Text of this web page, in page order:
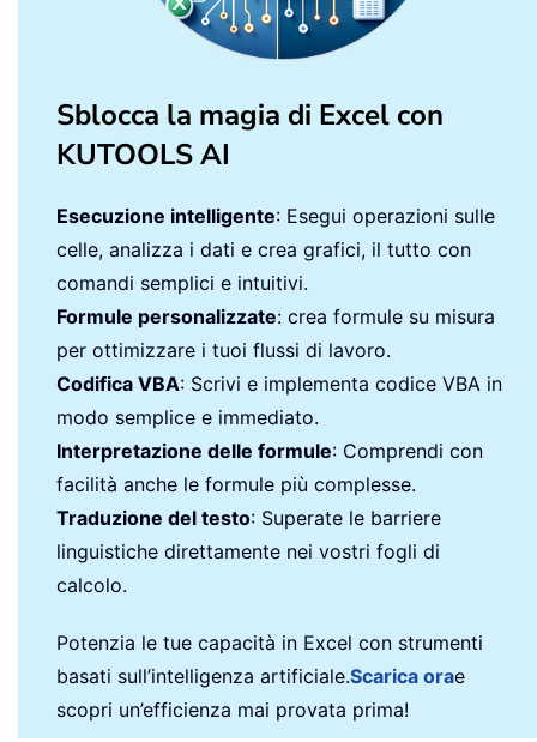
Sblocca la magia di Excel con
KUTOOLS AI
Esecuzione intelligente: Esegui operazioni sulle
celle, analizza i dati e crea grafici, il tutto con
comandi semplici e intuitivi.
Formule personalizzate: crea formule su misura
per ottimizzare i tuoi flussi di lavoro.
Codifica VBA: Scrivi e implementa codice VBA in
modo semplice e immediato.
Interpretazione delle formule: Comprendi con
facilità anche le formule più complesse.
Traduzione del testo: Superate le barriere
linguistiche direttamente nei vostri fogli di
calcolo.
Potenzia le tue capacità in Excel con strumenti
basati sull’intelligenza artificiale.Scarica orae
scopri un’efficienza mai provata prima!